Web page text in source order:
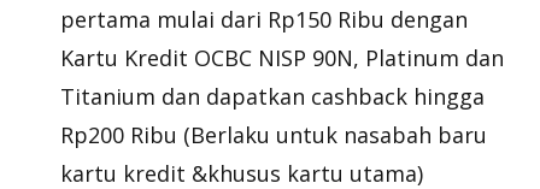
pertama mulai dari Rp150 Ribu dengan
Kartu Kredit OCBC NISP 90N, Platinum dan
Titanium dan dapatkan cashback hingga
Rp200 Ribu (Berlaku untuk nasabah baru
kartu kredit &khusus kartu utama)